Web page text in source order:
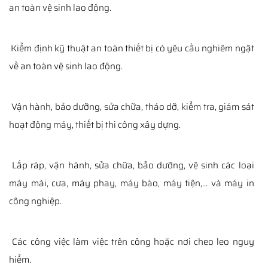
an toàn vệ sinh lao động.
Kiểm định kỹ thuật an toàn thiết bị có yêu cầu nghiêm ngặt
về an toàn vệ sinh lao động.
Vận hành, bảo dưỡng, sửa chữa, tháo dỡ, kiểm tra, giám sát
hoạt động máy, thiết bị thi công xây dựng.
Lắp ráp, vận hành, sửa chữa, bảo dưỡng, vệ sinh các loại
máy mài, cưa, máy phay, máy bào, máy tiện,… và máy in
công nghiệp.
Các công việc làm việc trên công hoặc nơi cheo leo nguy
hiểm.